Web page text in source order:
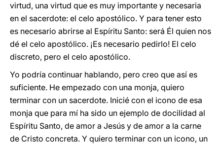
virtud, una virtud que es muy importante y necesaria
en el sacerdote: el celo apostólico. Y para tener esto
es necesario abrirse al Espíritu Santo: será Él quien nos
dé el celo apostólico. ¡Es necesario pedirlo! El celo
discreto, pero el celo apostólico.
Yo podría continuar hablando, pero creo que así es
suficiente. He empezado con una monja, quiero
terminar con un sacerdote. Inicié con el icono de esa
monja que para mí ha sido un ejemplo de docilidad al
Espíritu Santo, de amor a Jesús y de amor a la carne
de Cristo concreta. Y quiero terminar con un icono, un